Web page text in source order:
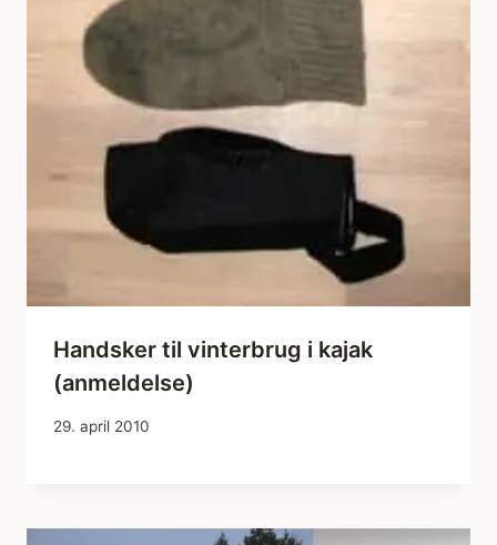
Handsker til vinterbrug i kajak
(anmeldelse)
29. april 2010